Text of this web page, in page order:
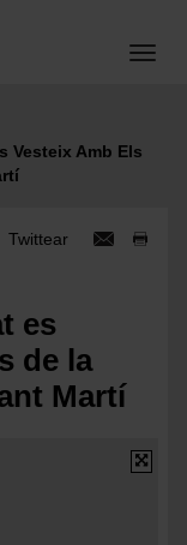
Vesteix Amb Els
Twittear
es
de la
Martí